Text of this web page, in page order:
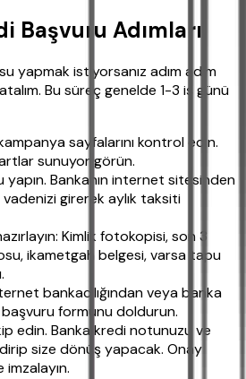
Başvuru Adımları
yapmak istiyorsanız adım adım
Bu süreç genelde 1-3 iş günü
sayfalarını kontrol edin.
sunuyor görün.
yapın. Bankanın internet sitesinden
vadenizi girerek aylık taksiti
Kimlik fotokopisi, son 3
ikametgah belgesi, varsa tapu
bankacılığından veya banka
formunu doldurun.
edin. Banka kredi notunuzu ve
size dönüş yapacak. Onay
imzalayın.